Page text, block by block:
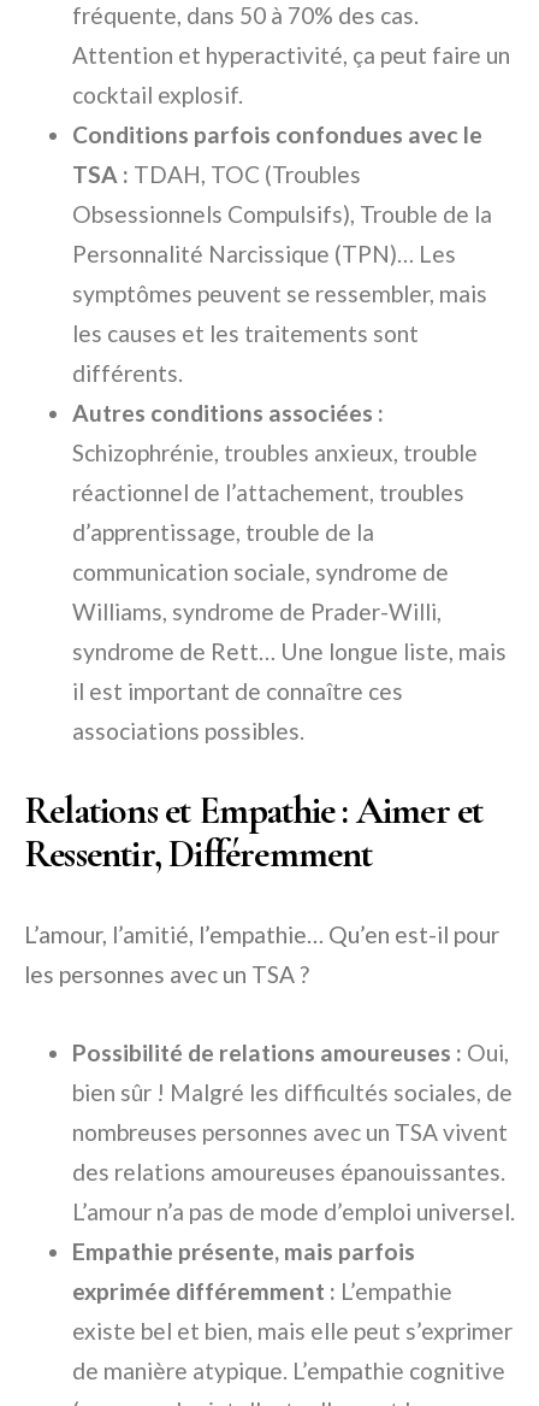
fréquente, dans 50 à 70% des cas.
Attention et hyperactivité, ça peut faire un
cocktail explosif.
Conditions parfois confondues avec le
TSA : TDAH, TOC (Troubles
Obsessionnels Compulsifs), Trouble de la
Personnalité Narcissique (TPN)… Les
symptômes peuvent se ressembler, mais
les causes et les traitements sont
différents.
Autres conditions associées :
Schizophrénie, troubles anxieux, trouble
réactionnel de l’attachement, troubles
d’apprentissage, trouble de la
communication sociale, syndrome de
Williams, syndrome de Prader-Willi,
syndrome de Rett… Une longue liste, mais
il est important de connaître ces
associations possibles.
Relations et Empathie : Aimer et
Ressentir, Différemment
L’amour, l’amitié, l’empathie… Qu’en est-il pour
les personnes avec un TSA ?
Possibilité de relations amoureuses : Oui,
bien sûr ! Malgré les difficultés sociales, de
nombreuses personnes avec un TSA vivent
des relations amoureuses épanouissantes.
L’amour n’a pas de mode d’emploi universel.
Empathie présente, mais parfois
exprimée différemment : L’empathie
existe bel et bien, mais elle peut s’exprimer
de manière atypique. L’empathie cognitive